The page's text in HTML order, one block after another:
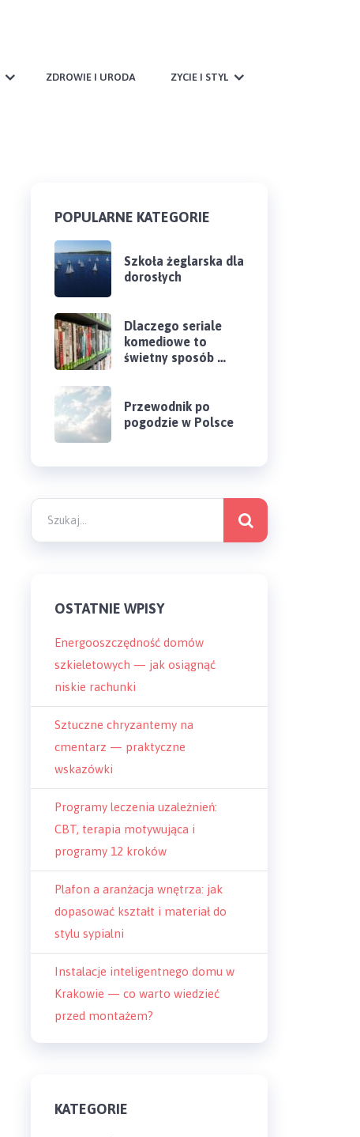
ZDROWIE I URODA ZYCIE I STYL
POPULARNE KATEGORIE
Szkoła żeglarska dla
dorosłych
Dlaczego seriale
komediowe to
świetny sposób …
Przewodnik po
pogodzie w Polsce
OSTATNIE WPISY
Energooszczędność domów
szkieletowych — jak osiągnąć
niskie rachunki
Sztuczne chryzantemy na
cmentarz — praktyczne
wskazówki
Programy leczenia uzależnień:
CBT, terapia motywująca i
programy 12 kroków
Plafon a aranżacja wnętrza: jak
dopasować kształt i materiał do
stylu sypialni
Instalacje inteligentnego domu w
Krakowie — co warto wiedzieć
przed montażem?
KATEGORIE